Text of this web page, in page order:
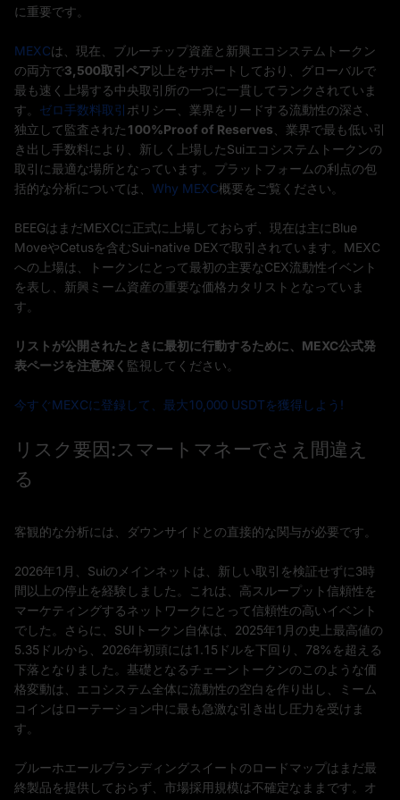
に重要です。
MEXCは、現在、ブルーチップ資産と新興エコシステムトークン
の両方で3,500取引ペア以上をサポートしており、グローバルで
最も速く上場する中央取引所の一つに一貫してランクされていま
す。 ゼロ手数料取引 ポリシー、業界をリードする流動性の深さ、
独立して監査された 100%Proof of Reserves 、業界で最も低い引
き出し手数料により、新しく上場したSuiエコシステムトークンの
取引に最適な場所となっています。プラットフォームの利点の包
括的な分析については、 Why MEXC概要をご覧ください。
BEEGはまだMEXCに正式に上場しておらず、現在は主にBlue
MoveやCetusを含むSui-native DEXで取引されています。MEXC
への上場は、トークンにとって最初の主要なCEX流動性イベント
を表し、新興ミーム資産の重要な価格カタリストとなっていま
す。
リストが公開されたときに最初に行動するために、 MEXC公式発
表ページを注意深く 監視してください。
今すぐMEXCに登録して、最大10,000 USDTを獲得しよう!
リスク要因:スマートマネーでさえ間違え
る
客観的な分析には、ダウンサイドとの直接的な関与が必要です。
2026年1月、Suiのメインネットは、新しい取引を検証せずに3時
間以上の停止を経験しました。これは、高スループット信頼性を
マーケティングするネットワークにとって信頼性の高いイベント
でした。さらに、SUIトークン自体は、2025年1月の史上最高値の
5.35ドルから、2026年初頭には1.15ドルを下回り、78%を超える
下落となりました。基礎となるチェーントークンのこのような価
格変動は、エコシステム全体に流動性の空白を作り出し、ミーム
コインはローテーション中に最も急激な引き出し圧力を受けま
す。
ブルーホエールブランディングスイートのロードマップはまだ最
終製品を提供しておらず、市場採用規模は不確定なままです。オ